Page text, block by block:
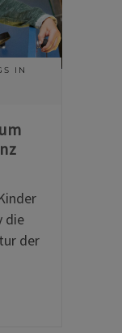
IN
die
der